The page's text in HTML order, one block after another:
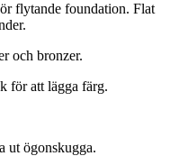
flytande foundation. Flat
och bronzer.
för att lägga färg.
ut ögonskugga.